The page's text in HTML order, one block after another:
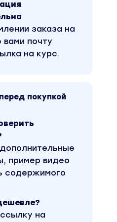
заказа на
вами почту
на курс.
покупкой
пример видео
содержимого
на